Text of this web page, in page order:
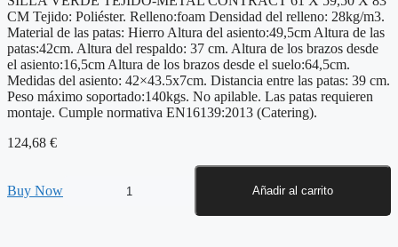
CM Tejido: Poliéster. Relleno:foam Densidad del relleno: 28kg/m3.
Material de las patas: Hierro Altura del asiento:49,5cm Altura de las
patas:42cm. Altura del respaldo: 37 cm. Altura de los brazos desde
el asiento:16,5cm Altura de los brazos desde el suelo:64,5cm.
Medidas del asiento: 42×43.5x7cm. Distancia entre las patas: 39 cm.
Peso máximo soportado:140kgs. No apilable. Las patas requieren
montaje. Cumple normativa EN16139:2013 (Catering).
124,68 €
Buy Now
SILLA
Añadir al carrito